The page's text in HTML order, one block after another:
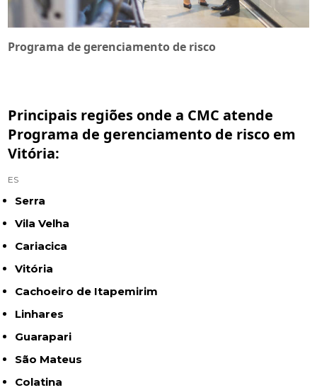
Programa de gerenciamento de risco
Principais regiões onde a CMC atende
Programa de gerenciamento de risco em
Vitória:
ES
Serra
Vila Velha
Cariacica
Vitória
Cachoeiro de Itapemirim
Linhares
Guarapari
São Mateus
Colatina